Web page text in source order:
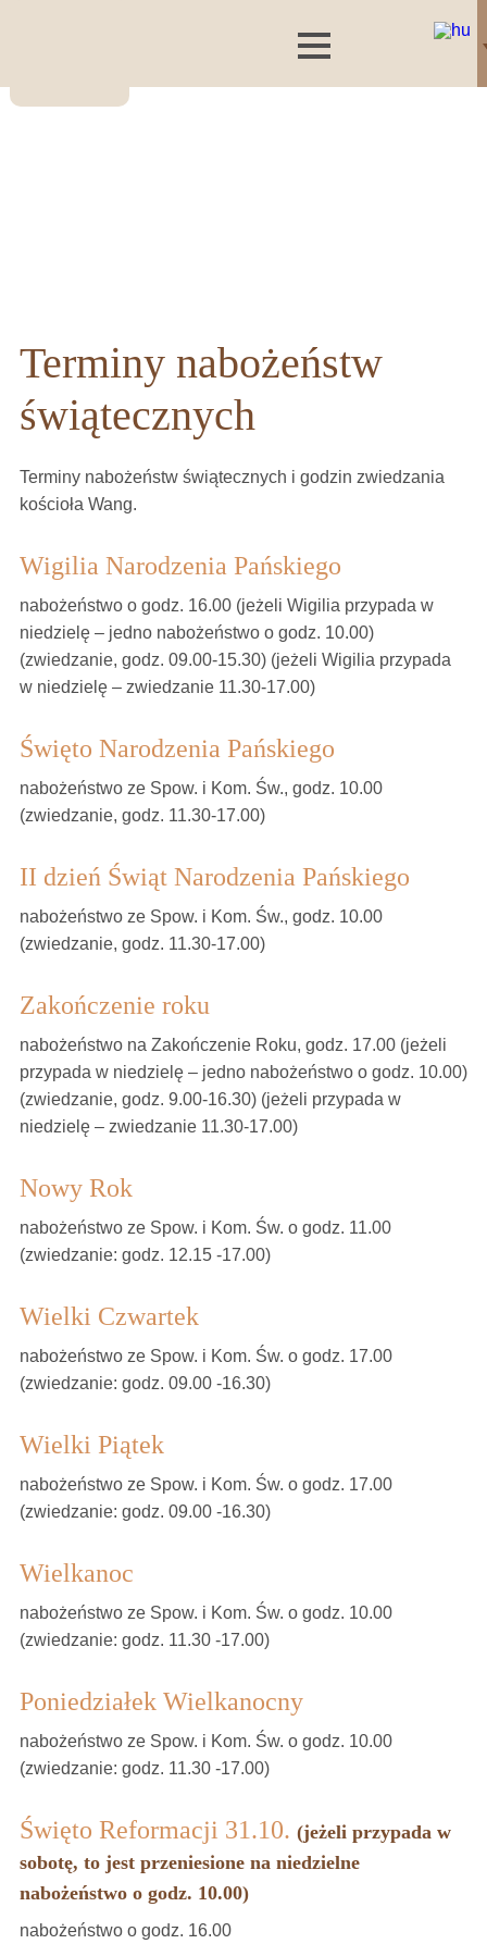
Terminy nabożeństw
świątecznych
Terminy nabożeństw świątecznych i godzin zwiedzania
kościoła Wang.
Wigilia Narodzenia Pańskiego
nabożeństwo o godz. 16.00 (jeżeli Wigilia przypada w
niedzielę – jedno nabożeństwo o godz. 10.00)
(zwiedzanie, godz. 09.00-15.30) (jeżeli Wigilia przypada
w niedzielę – zwiedzanie 11.30-17.00)
Święto Narodzenia Pańskiego
nabożeństwo ze Spow. i Kom. Św., godz. 10.00
(zwiedzanie, godz. 11.30-17.00)
II dzień Świąt Narodzenia Pańskiego
nabożeństwo ze Spow. i Kom. Św., godz. 10.00
(zwiedzanie, godz. 11.30-17.00)
Zakończenie roku
nabożeństwo na Zakończenie Roku, godz. 17.00 (jeżeli
przypada w niedzielę – jedno nabożeństwo o godz. 10.00)
(zwiedzanie, godz. 9.00-16.30) (jeżeli przypada w
niedzielę – zwiedzanie 11.30-17.00)
Nowy Rok
nabożeństwo ze Spow. i Kom. Św. o godz. 11.00
(zwiedzanie: godz. 12.15 -17.00)
Wielki Czwartek
nabożeństwo ze Spow. i Kom. Św. o godz. 17.00
(zwiedzanie: godz. 09.00 -16.30)
Wielki Piątek
nabożeństwo ze Spow. i Kom. Św. o godz. 17.00
(zwiedzanie: godz. 09.00 -16.30)
Wielkanoc
nabożeństwo ze Spow. i Kom. Św. o godz. 10.00
(zwiedzanie: godz. 11.30 -17.00)
Poniedziałek Wielkanocny
nabożeństwo ze Spow. i Kom. Św. o godz. 10.00
(zwiedzanie: godz. 11.30 -17.00)
Święto Reformacji 31.10. (jeżeli przypada w
sobotę, to jest przeniesione na niedzielne
nabożeństwo o godz. 10.00)
nabożeństwo o godz. 16.00